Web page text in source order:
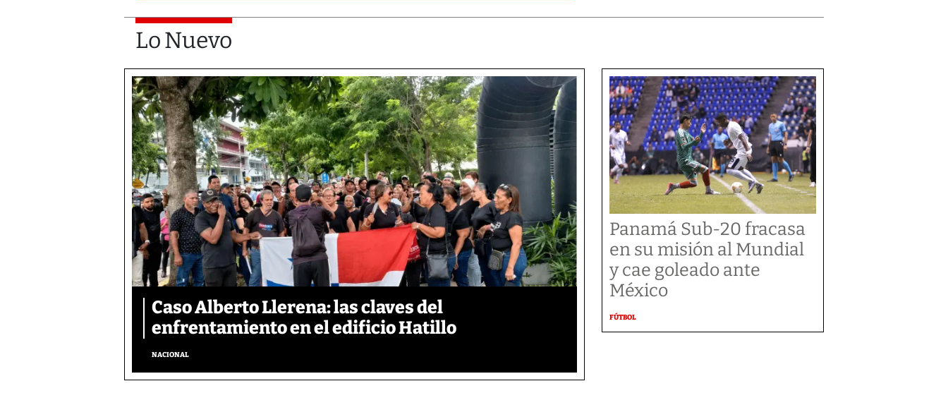
Lo Nuevo
Caso Alberto Llerena: las claves del
enfrentamiento en el edificio Hatillo
NACIONAL
Panamá Sub-20 fracasa
en su misión al Mundial
y cae goleado ante
México
FÚTBOL